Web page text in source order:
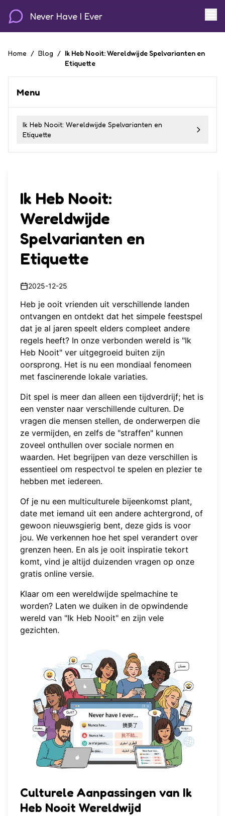
Never Have I Ever
Home / Blog / Ik Heb Nooit: Wereldwijde Spelvarianten en
Etiquette
Menu
Ik Heb Nooit: Wereldwijde Spelvarianten en
Etiquette
Ik Heb Nooit:
Wereldwijde
Spelvarianten en
Etiquette
2025-12-25
Heb je ooit vrienden uit verschillende landen
ontvangen en ontdekt dat het simpele feestspel
dat je al jaren speelt elders compleet andere
regels heeft? In onze verbonden wereld is "Ik
Heb Nooit" ver uitgegroeid buiten zijn
oorsprong. Het is nu een mondiaal fenomeen
met fascinerende lokale variaties.
Dit spel is meer dan alleen een tijdverdrijf; het is
een venster naar verschillende culturen. De
vragen die mensen stellen, de onderwerpen die
ze vermijden, en zelfs de "straffen" kunnen
zoveel onthullen over sociale normen en
waarden. Het begrijpen van deze verschillen is
essentieel om respectvol te spelen en plezier te
hebben met iedereen.
Of je nu een multiculturele bijeenkomst plant,
date met iemand uit een andere achtergrond, of
gewoon nieuwsgierig bent, deze gids is voor
jou. We verkennen hoe het spel verandert over
grenzen heen. En als je ooit inspiratie tekort
komt, vind je altijd duizenden vragen op onze
gratis online versie.
Klaar om een wereldwijde spelmachine te
worden? Laten we duiken in de opwindende
wereld van "Ik Heb Nooit" en zijn vele
gezichten.
Culturele Aanpassingen van Ik
Heb Nooit Wereldwijd